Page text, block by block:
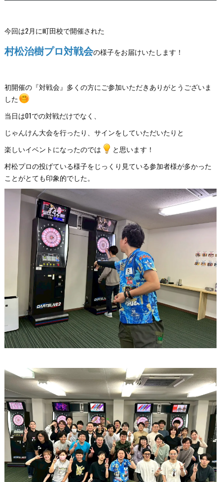
今回は2月に町田校で開催された
村松治樹プロ対戦会の様子をお届けいたします！
初開催の『対戦会』多くの方にご参加いただきありがとうございま
した
当日は01での対戦だけでなく、
じゃんけん大会を行ったり、サインをしていただいたりと
楽しいイベントになったのでは
と思います！
村松プロの投げている様子をじっくり見ている参加者様が多かった
ことがとても印象的でした。